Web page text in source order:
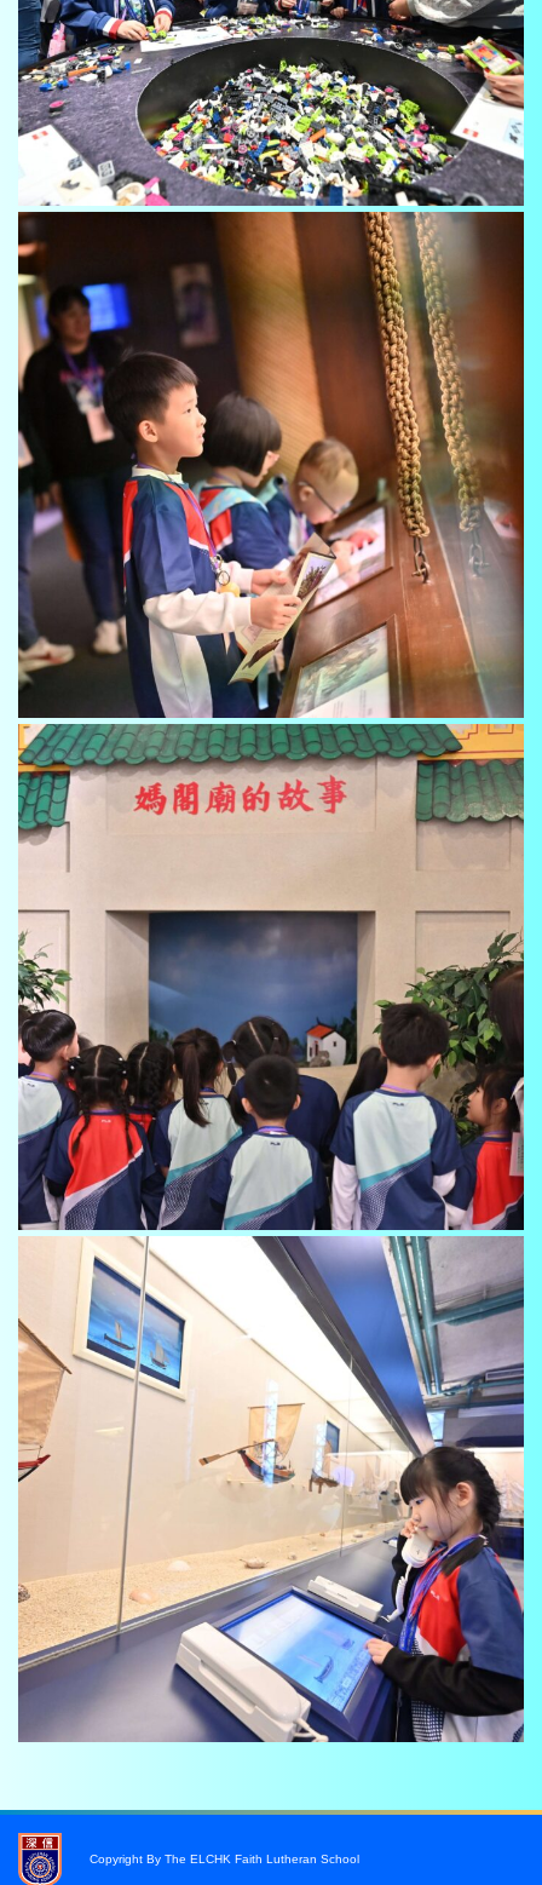
Copyright By The ELCHK Faith Lutheran School